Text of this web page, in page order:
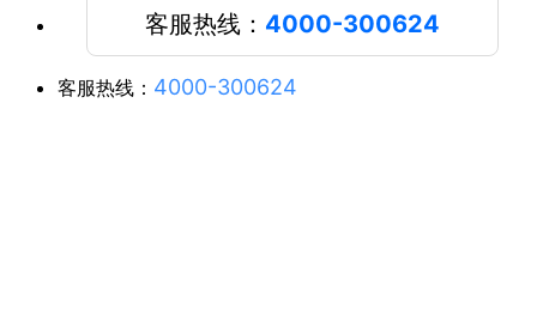
客服热线： 4000-300624
客服热线： 4000-300624